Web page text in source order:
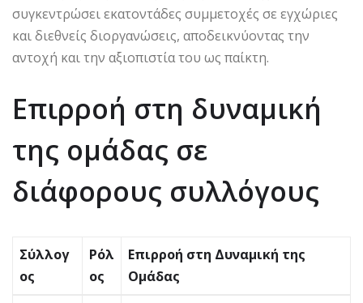
συγκεντρώσει εκατοντάδες συμμετοχές σε εγχώριες
και διεθνείς διοργανώσεις, αποδεικνύοντας την
αντοχή και την αξιοπιστία του ως παίκτη.
Επιρροή στη δυναμική
της ομάδας σε
διάφορους συλλόγους
Σύλλογ
ος
Ρόλ
ος
Επιρροή στη Δυναμική της
Ομάδας